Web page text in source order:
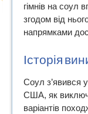
гімнів на соул
згодом від
напрямками
Історія
Соул з’явився
США, як
варіантів